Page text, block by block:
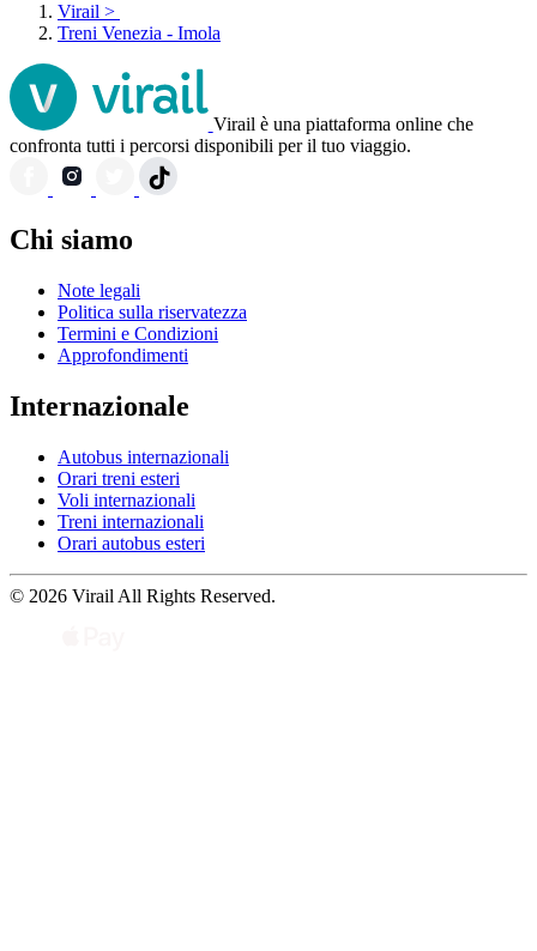
Virail >
Treni Venezia - Imola
Virail è una piattaforma online che
confronta tutti i percorsi disponibili per il tuo viaggio.
Chi siamo
Note legali
Politica sulla riservatezza
Termini e Condizioni
Approfondimenti
Internazionale
Autobus internazionali
Orari treni esteri
Voli internazionali
Treni internazionali
Orari autobus esteri
© 2026 Virail All Rights Reserved.